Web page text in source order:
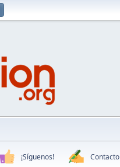
¡Síguenos! Contacto